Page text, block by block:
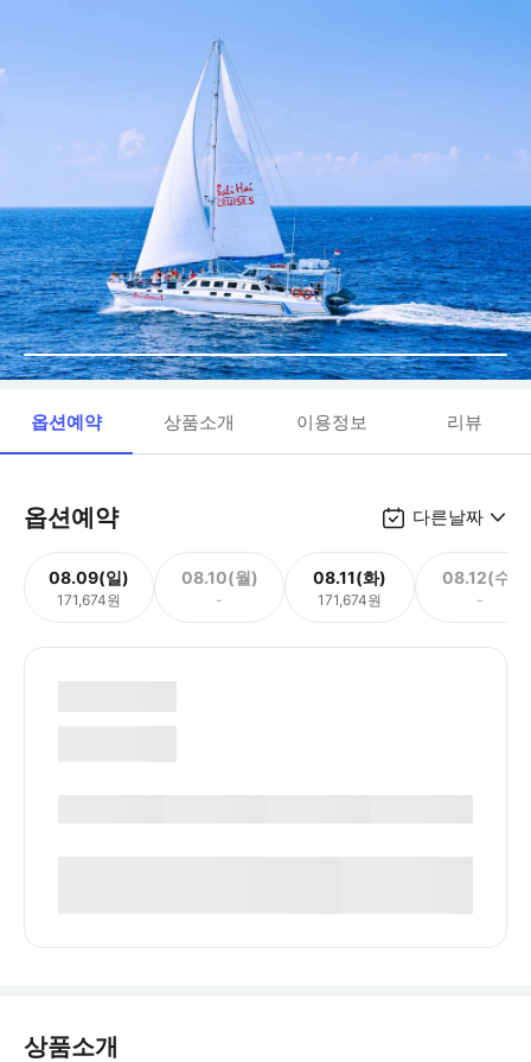
옵션예약 상품소개 이용정보 리뷰
옵션예약 다른날짜
08.09(일)
171,674원
08.10(월)
-
08.11(화)
171,674원
08.12(수)
-
상품소개